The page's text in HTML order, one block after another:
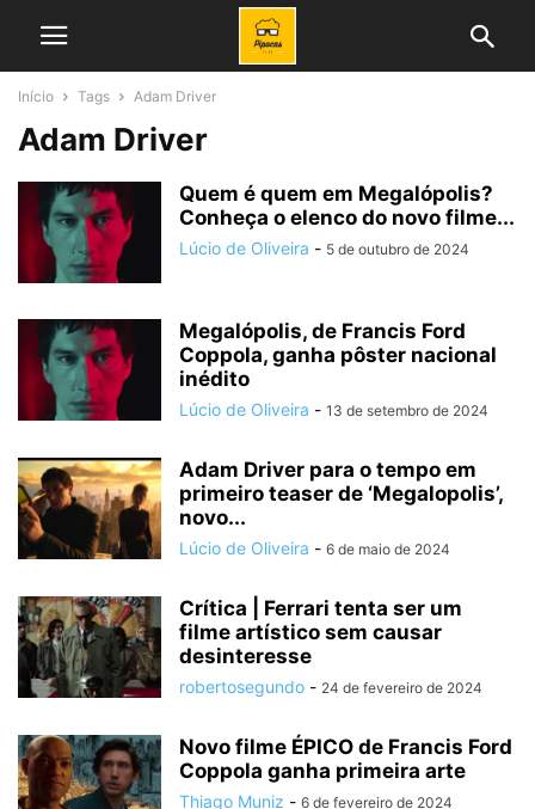
Início Tags Adam Driver
Adam Driver
Quem é quem em Megalópolis?
Conheça o elenco do novo filme...
Lúcio de Oliveira - 5 de outubro de 2024
Megalópolis, de Francis Ford
Coppola, ganha pôster nacional
inédito
Lúcio de Oliveira - 13 de setembro de 2024
Adam Driver para o tempo em
primeiro teaser de ‘Megalopolis’,
novo...
Lúcio de Oliveira - 6 de maio de 2024
Crítica | Ferrari tenta ser um
filme artístico sem causar
desinteresse
robertosegundo - 24 de fevereiro de 2024
Novo filme ÉPICO de Francis Ford
Coppola ganha primeira arte
Thiago Muniz - 6 de fevereiro de 2024